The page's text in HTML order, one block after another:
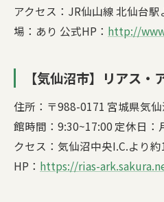
アクセス：JR仙山線 北仙台
場：あり 公式HP： http://
【気仙沼市】リアス・
住所：〒988-0171 宮城県気
館時間：9:30~17:00 定休日：
クセス：気仙沼中央I.C.より
HP： https://rias-